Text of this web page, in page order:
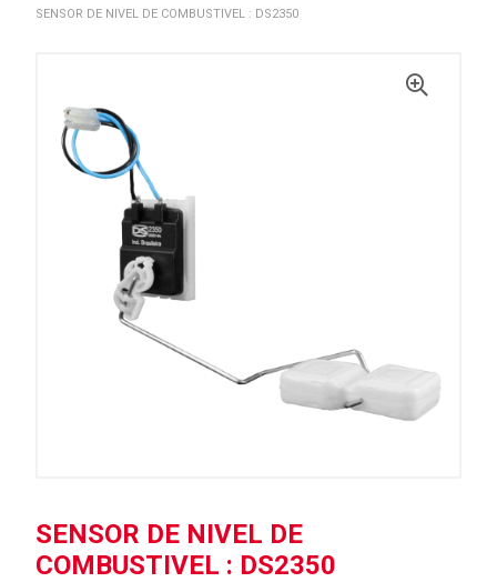
SENSOR DE NIVEL DE COMBUSTIVEL : DS2350
SENSOR DE NIVEL DE
COMBUSTIVEL : DS2350